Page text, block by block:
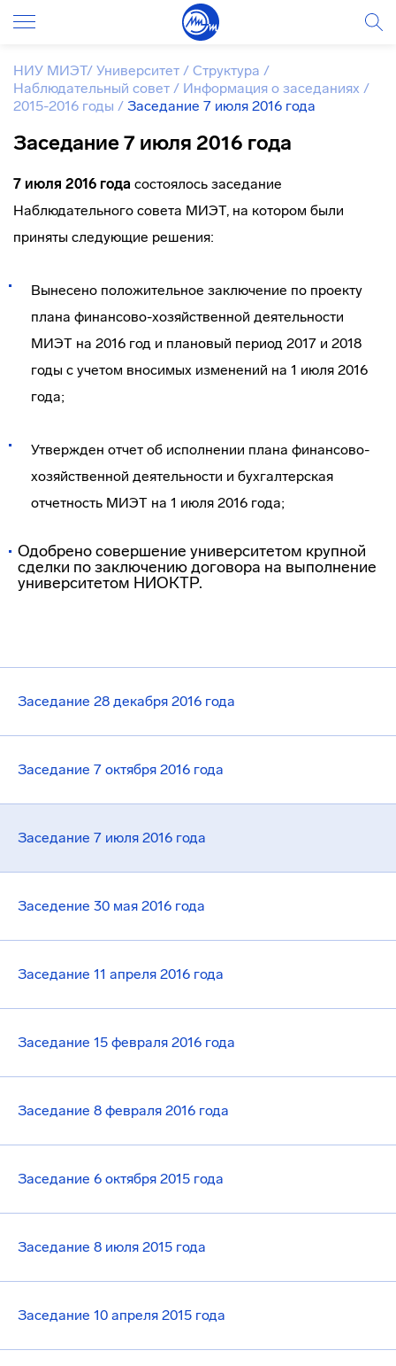
Заседание 28 декабря 2016 года
Заседание 7 октября 2016 года
Заседание 7 июля 2016 года
Заседение 30 мая 2016 года
Заседание 11 апреля 2016 года
Заседание 15 февраля 2016 года
Заседание 8 февраля 2016 года
Заседание 6 октября 2015 года
Заседание 8 июля 2015 года
Заседание 10 апреля 2015 года
НИУ МИЭТ/ Университет / Структура /
Наблюдательный совет / Информация о заседаниях /
2015-2016 годы / Заседание 7 июля 2016 года
Заседание 7 июля 2016 года
7 июля 2016 года состоялось заседание
Наблюдательного совета МИЭТ, на котором были
приняты следующие решения:
Вынесено положительное заключение по проекту
плана финансово-хозяйственной деятельности
МИЭТ на 2016 год и плановый период 2017 и 2018
годы с учетом вносимых изменений на 1 июля 2016
года;
Утвержден отчет об исполнении плана финансово-
хозяйственной деятельности и бухгалтерская
отчетность МИЭТ на 1 июля 2016 года;
Одобрено совершение университетом крупной
сделки по заключению договора на выполнение
университетом НИОКТР.